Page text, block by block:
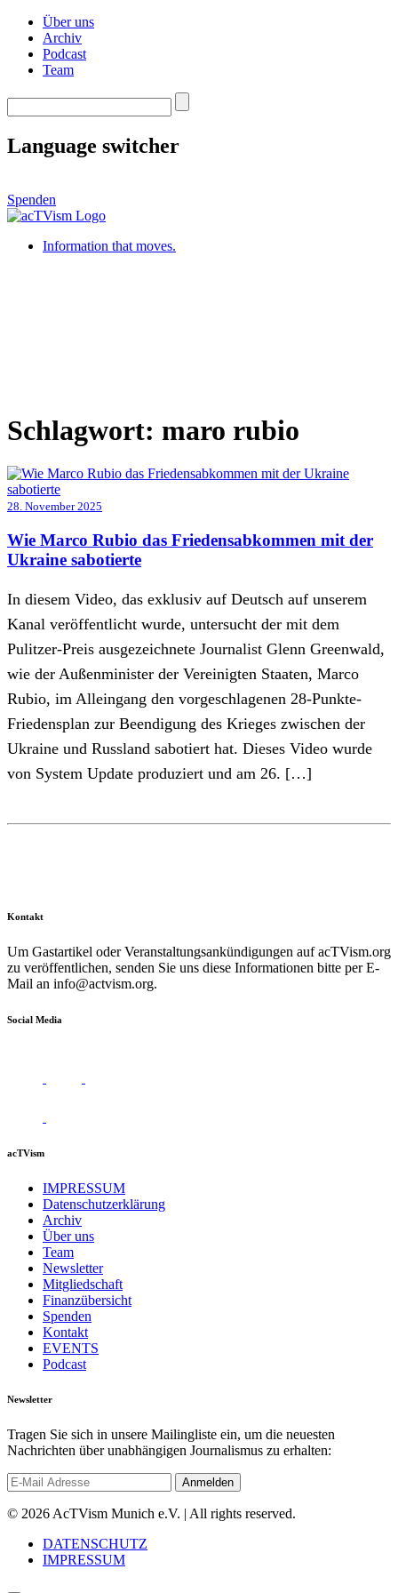
Über uns
Archiv
Podcast
Team
Language switcher
Spenden
Information that moves.
Schlagwort: maro rubio
28. November 2025
Wie Marco Rubio das Friedensabkommen mit der
Ukraine sabotierte
In diesem Video, das exklusiv auf Deutsch auf unserem
Kanal veröffentlicht wurde, untersucht der mit dem
Pulitzer-Preis ausgezeichnete Journalist Glenn Greenwald,
wie der Außenminister der Vereinigten Staaten, Marco
Rubio, im Alleingang den vorgeschlagenen 28-Punkte-
Friedensplan zur Beendigung des Krieges zwischen der
Ukraine und Russland sabotiert hat. Dieses Video wurde
von System Update produziert und am 26. […]
Kontakt
Um Gastartikel oder Veranstaltungsankündigungen auf acTVism.org
zu veröffentlichen, senden Sie uns diese Informationen bitte per E-
Mail an info@actvism.org.
Social Media
acTVism
IMPRESSUM
Datenschutzerklärung
Archiv
Über uns
Team
Newsletter
Mitgliedschaft
Finanzübersicht
Spenden
Kontakt
EVENTS
Podcast
Newsletter
Tragen Sie sich in unsere Mailingliste ein, um die neuesten
Nachrichten über unabhängigen Journalismus zu erhalten:
© 2026 AcTVism Munich e.V. | All rights reserved.
DATENSCHUTZ
IMPRESSUM